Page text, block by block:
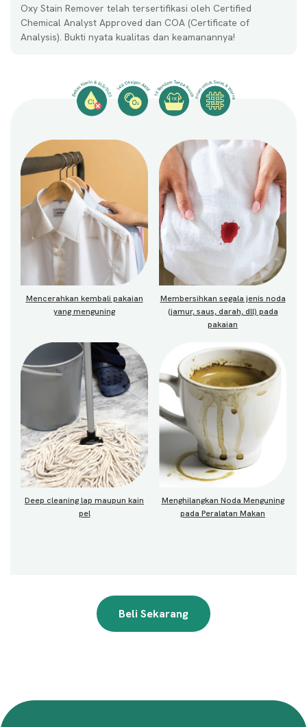
Oxy Stain Remover telah tersertifikasi oleh Certified
Chemical Analyst Approved dan COA (Certificate of
Analysis). Bukti nyata kualitas dan keamanannya!
Mencerahkan kembali pakaian
yang menguning
Membersihkan segala jenis noda
(jamur, saus, darah, dll) pada
pakaian
Deep cleaning lap maupun kain
pel
Menghilangkan Noda Menguning
pada Peralatan Makan
Beli Sekarang